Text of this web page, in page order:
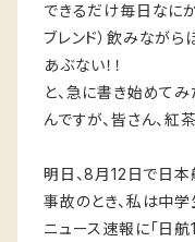
できるだけ毎日なにか
ブレンド）飲みながら
あぶない！！
と、急に書き始めて
んですが、皆さん、紅
明日、8月12日で日
事故のとき、私は中
ニュース速報に「日